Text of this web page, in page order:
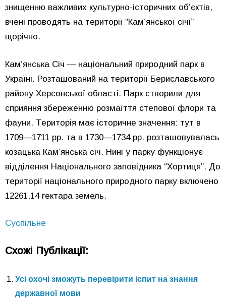
знищенню важливих культурно-історичних об’єктів,
вчені проводять на території “Кам’янської січі”
щорічно.
Кам’янська Січ — національний природний парк в
Україні. Розташований на території Бериславського
району Херсонської області. Парк створили для
сприяння збереженню розмаїття степової флори та
фауни. Територія має історичне значення: тут в
1709—1711 рр. та в 1730—1734 рр. розташовувалась
козацька Кам’янська січ. Нині у парку функціонує
відділення Національного заповідника “Хортиця”. До
території національного природного парку включено
12261,14 гектара земель.
Суспільне
Схожі Публікації:
Усі охочі зможуть перевірити іспит на знання
державної мови